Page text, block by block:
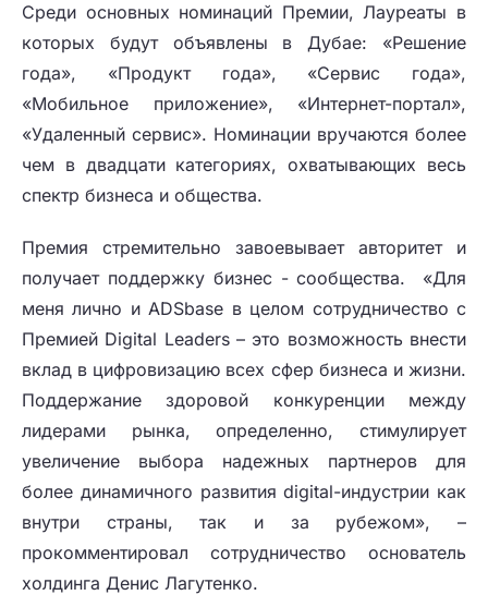
Среди основных номинаций Премии, Лауреаты в
которых будут объявлены в Дубае: «Решение
года», «Продукт года», «Сервис года»,
«Мобильное приложение», «Интернет-портал»,
«Удаленный сервис». Номинации вручаются более
чем в двадцати категориях, охватывающих весь
спектр бизнеса и общества.
Премия стремительно завоевывает авторитет и
получает поддержку бизнес - сообщества. «Для
меня лично и ADSbase в целом сотрудничество с
Премией Digital Leaders – это возможность внести
вклад в цифровизацию всех сфер бизнеса и жизни.
Поддержание здоровой конкуренции между
лидерами рынка, определенно, стимулирует
увеличение выбора надежных партнеров для
более динамичного развития digital-индустрии как
внутри страны, так и за рубежом», –
прокомментировал сотрудничество основатель
холдинга Денис Лагутенко.